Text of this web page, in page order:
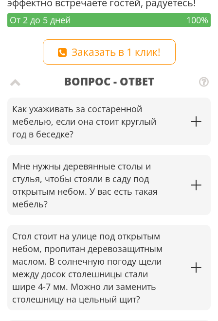
От 2 до 5 дней 100%
Заказать в 1 клик!
ВОПРОС - ОТВЕТ
Как ухаживать за состаренной
мебелью, если она стоит круглый
год в беседке?​
Мне нужны деревянные столы и
стулья, чтобы стояли в саду под
открытым небом. У вас есть такая
мебель?
Стол стоит на улице под открытым
небом, пропитан деревозащитным
маслом. В солнечную погоду щели
между досок столешницы стали
шире 4-7 мм. Можно ли заменить
столешницу на цельный щит?